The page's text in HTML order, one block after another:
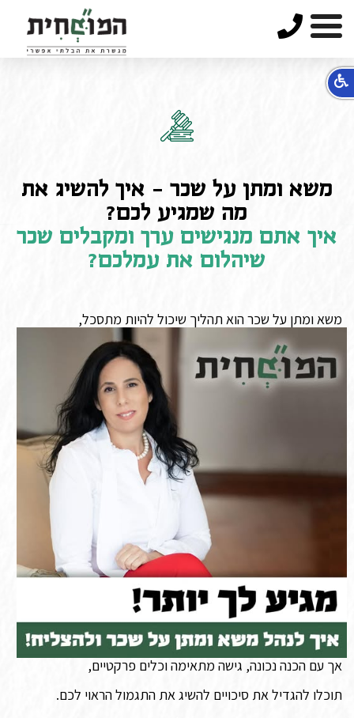
משא ומתן על שכר - איך להשיג את
מה שמגיע לכם?
איך אתם מנגישים ערך ומקבלים שכר
שיהלום את עמלכם?
משא ומתן על שכר הוא תהליך שיכול להיות מתסכל,
אך עם הכנה נכונה, גישה מתאימה וכלים פרקטיים,
תוכלו להגדיל את סיכויים להשיג את התגמול הראוי לכם.